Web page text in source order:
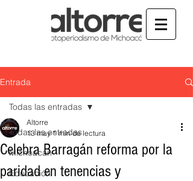
Entrada
Todas las entradas
Michoacán
Educación
Todas las entradas
Celebra Barragán reforma por la
paridad en tenencias y
Altorre
13 may 1 min de lectura